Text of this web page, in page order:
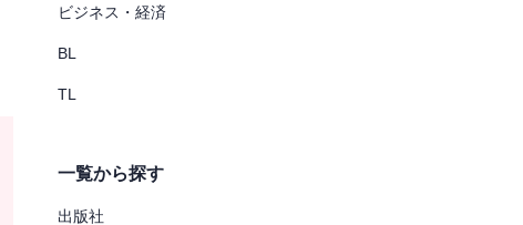
ビジネス・経済
BL
TL
一覧から探す
出版社